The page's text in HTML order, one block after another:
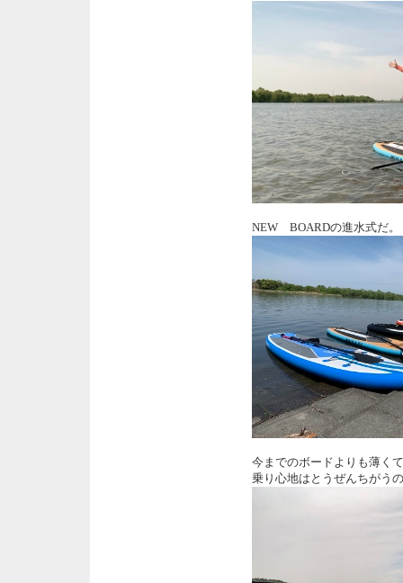
NEW BOARDの進水式だ
今までのボードよりも薄
乗り心地はとうぜんちがう